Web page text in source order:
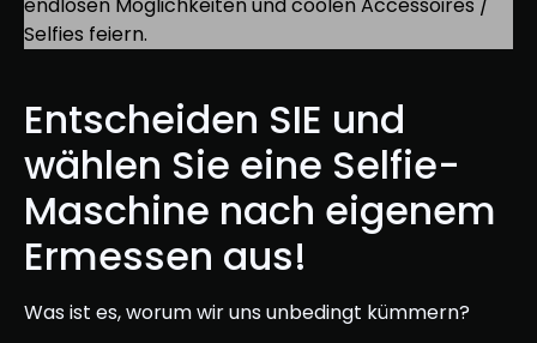
Selfies feiern.
Entscheiden SIE und
wählen Sie eine Selfie-
Maschine nach eigenem
Ermessen aus!
Was ist es, worum wir uns unbedingt kümmern?